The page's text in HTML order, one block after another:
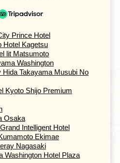
dagtrip naar de plaats
van Japan. De stad is
an, de hoofdstad van
dynastie. Net als in Kyoto en
duidelijk gescheiden van
Prince Hotel
Hotel Kagetsu
lit Matsumoto
Washington
Hida Takayama Musubi No
Kyoto Shijo Premium
Osaka
Intelligent Hotel
Ekimae
Nagasaki
Washington Hotel Plaza